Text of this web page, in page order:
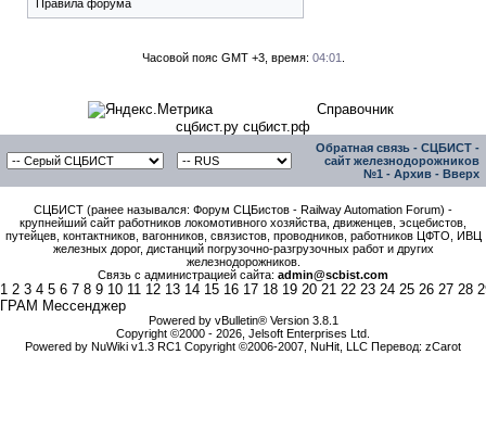
Правила форума
Часовой пояс GMT +3, время: 04:01
Справочник
сцбист.ру сцбист.рф
Обратная связь - СЦБИСТ -
сайт железнодорожников
№1 - Архив - Вверх
СЦБИСТ (ранее назывался: Форум СЦБистов - Railway Automation Forum) -
крупнейший сайт работников локомотивного хозяйства, движенцев, эсцебистов,
путейцев, контактников, вагонников, связистов, проводников, работников ЦФТО, ИВЦ
железных дорог, дистанций погрузочно-разгрузочных работ и других
железнодорожников.
Связь с администрацией сайта: admin@scbist.com
1 2 3 4 5 6 7 8 9 10 11 12 13 14 15 16 17 18 19 20 21 22 23 24 25 26 27 28
ГРАМ Мессенджер
Powered by vBulletin® Version 3.8.1
Copyright ©2000 - 2026, Jelsoft Enterprises Ltd.
Powered by NuWiki v1.3 RC1 Copyright ©2006-2007, NuHit, LLC Перевод: zCarot